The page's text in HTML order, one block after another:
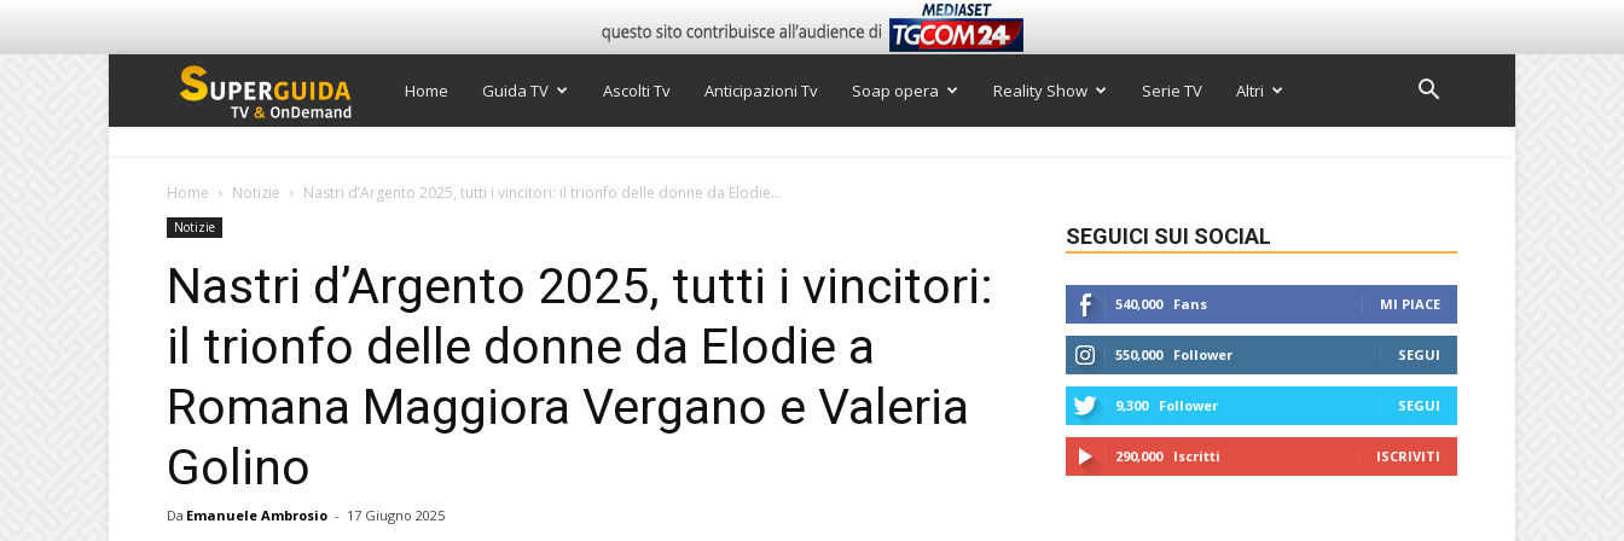
Super
Home Guida TV Ascolti Tv Anticipazioni Tv Soap opera Reality Show Serie TV Altri
Home Notizie Nastri d’Argento 2025, tutti i vincitori: il trionfo delle donne da Elodie...
Notizie
Nastri d’Argento 2025, tutti i vincitori:
il trionfo delle donne da Elodie a
Romana Maggiora Vergano e Valeria
Golino
Da Emanuele Ambrosio - 17 Giugno 2025
SEGUICI SUI SOCIAL
540,000 Fans MI PIACE
550,000 Follower SEGUI
9,300 Follower SEGUI
290,000 Iscritti ISCRIVITI